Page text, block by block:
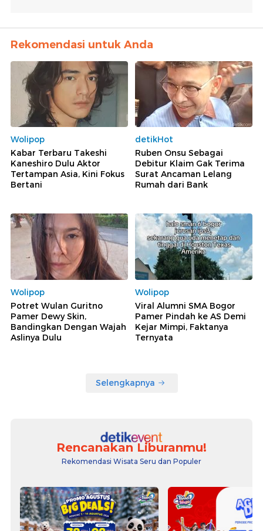
Rekomendasi untuk Anda
Wolipop
Kabar Terbaru Takeshi
Kaneshiro Dulu Aktor
Tertampan Asia, Kini Fokus
Bertani
detikHot
Ruben Onsu Sebagai
Debitur Klaim Gak Terima
Surat Ancaman Lelang
Rumah dari Bank
Wolipop
Potret Wulan Guritno
Pamer Dewy Skin,
Bandingkan Dengan Wajah
Aslinya Dulu
Wolipop
Viral Alumni SMA Bogor
Pamer Pindah ke AS Demi
Kejar Mimpi, Faktanya
Ternyata
Selengkapnya
Rencanakan Liburanmu!
Rekomendasi Wisata Seru dan Populer